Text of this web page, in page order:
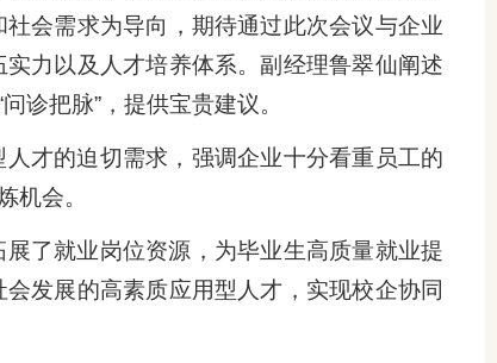
会需求为导向，期待通过此次会议与企业
力以及人才培养体系。副经理鲁翠仙阐述
诊把脉”，提供宝贵建议。
才的迫切需求，强调企业十分看重员工的
机会。
了就业岗位资源，为毕业生高质量就业提
发展的高素质应用型人才，实现校企协同